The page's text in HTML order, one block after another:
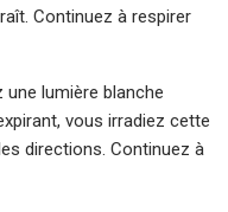
Continuez à respirer
une lumière blanche
vous irradiez cette
directions. Continuez à